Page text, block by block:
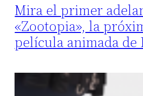
Mira el primer
«Zootopia», la
película animada de